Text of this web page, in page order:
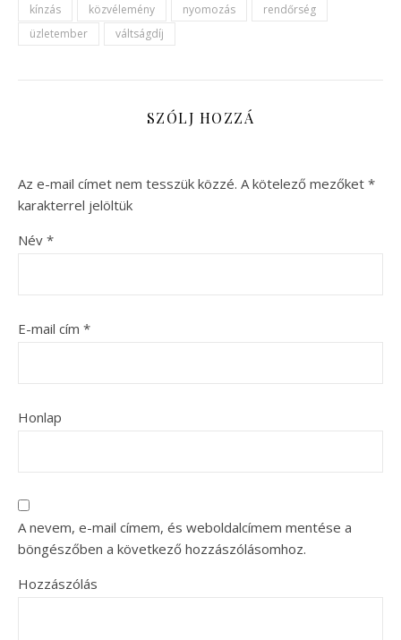
kínzás
közvélemény nyomozás
rendőrség
üzletember
váltságdíj
SZÓLJ HOZZÁ
Az e-mail címet nem tesszük közzé. A kötelező mezőket *
karakterrel jelöltük
Név *
E-mail cím *
Honlap
A nevem, e-mail címem, és weboldalcímem mentése a
böngészőben a következő hozzászólásomhoz.
Hozzászólás